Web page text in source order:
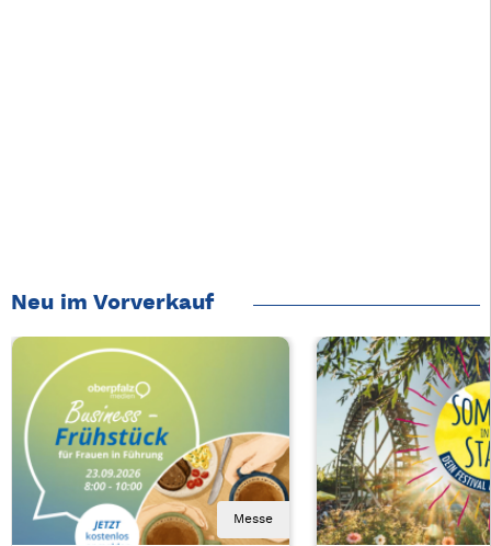
Neu im Vorverkauf
Messe